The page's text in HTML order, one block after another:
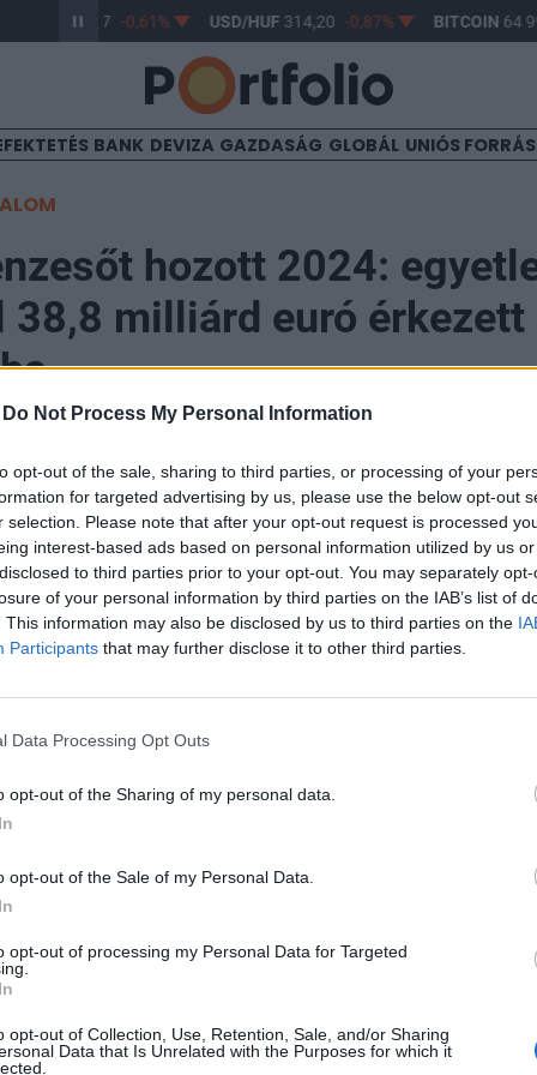
Do Not Process My Personal Information
opt-out of the sale, sharing to third parties, or processing of your
for targeted advertising by us, please use the below opt-out
selection. Please note that after your opt-out request is processed
interest-based ads based on personal information utilized by us
to third parties prior to your opt-out. You may separately
of your personal information by third parties on the IAB’s list of
This information may also be disclosed by us to third parties on the
Participants that may further disclose it to other third parties.
Data Processing Opt Outs
opt-out of the Sharing of my personal data.
opt-out of the Sale of my Personal Data.
opt-out of processing my Personal Data for Targeted
opt-out of Collection, Use, Retention, Sale, and/or Sharing
Data that Is Unrelated with the Purposes for which it
363,17 -0,61% USD/HUF314,20 -0,87% BITCOIN 64
BANK DEVIZA GAZDASÁG GLOBÁL UNIÓS
hozott 2024:
milliárd euró érkezett
elfogadta a 2025-ös szén-dioxid piaci jelentését,
első felének fejleményei alapján azt emeli ki, hogy az
hatékonyan működik, mivel továbbra is
és az iparban, miközben
beruházásokhoz.
8-án jön az év egyik legjelentősebb üzleti
Sustainable World 2026. A szektorsemleges konferencia a
díjátadónak is. Részletek a linken.Információ és
portfolio.hu hírarchívumához tartozik, melynek olvasása
tartalmazza:
elmúlt 2 év napon belüli